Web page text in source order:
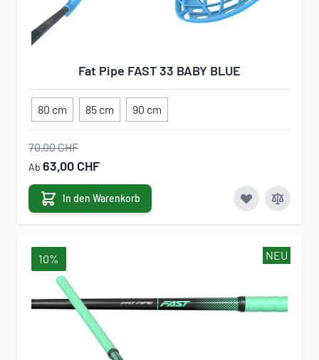
Fat Pipe FAST 33 BABY BLUE
80 cm 85 cm 90 cm
70,00 CHF
Ab 63,00 CHF
In den Warenkorb
NEU
10%